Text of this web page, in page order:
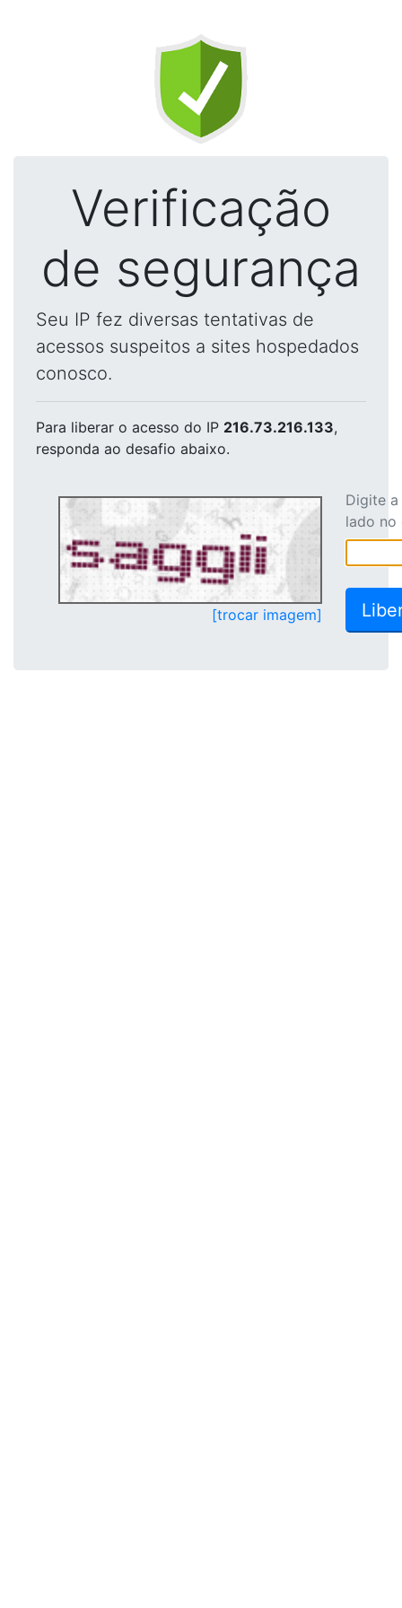
Verificação
de segurança
Seu IP fez diversas tentativas de
acessos suspeitos a sites hospedados
conosco.
Para liberar o acesso do IP 216.73.216.133,
responda ao desafio abaixo.
[trocar imagem]
Digite
lado no